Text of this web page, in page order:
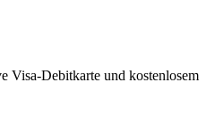
Visa-Debitkarte und kostenlosem